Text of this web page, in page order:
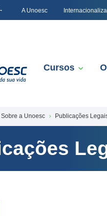
A Unoesc
Cursos
Sobre a Unoesc Publicações